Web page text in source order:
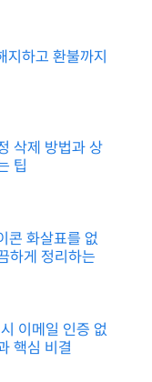
하고 환불까지
삭제 방법과 상
팁
콘 화살표를 없
하게 정리하는
이메일 인증 없
핵심 비결